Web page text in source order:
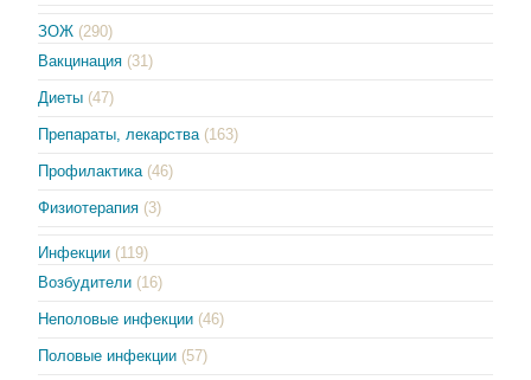
ЗОЖ (290)
Вакцинация (31)
Диеты (47)
Препараты, лекарства (163)
Профилактика (46)
Физиотерапия (3)
Инфекции (119)
Возбудители (16)
Неполовые инфекции (46)
Половые инфекции (57)